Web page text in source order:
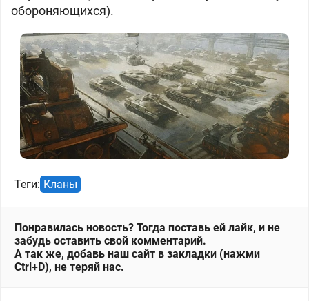
обороняющихся).
Теги: Кланы
Понравилась новость? Тогда поставь ей лайк, и не
забудь оставить свой комментарий.
А так же, добавь наш сайт в закладки (нажми
Ctrl+D), не теряй нас.